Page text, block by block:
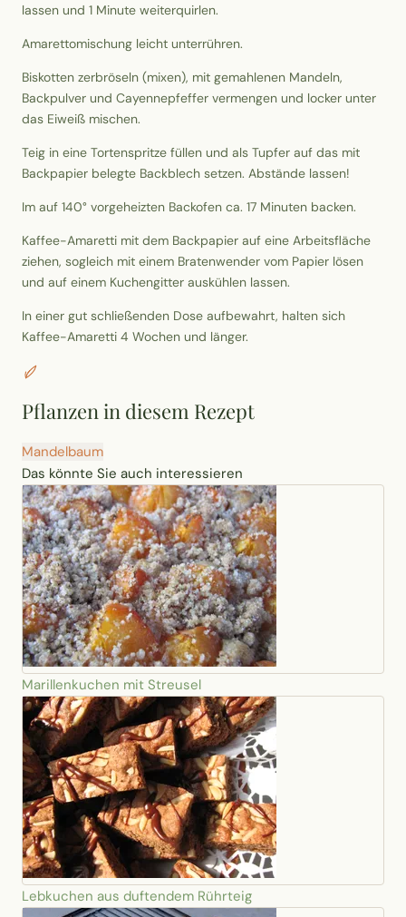
lassen und 1 Minute weiterquirlen.
Amarettomischung leicht unterrühren.
Biskotten zerbröseln (mixen), mit gemahlenen Mandeln,
Backpulver und Cayennepfeffer vermengen und locker unter
das Eiweiß mischen.
Teig in eine Tortenspritze füllen und als Tupfer auf das mit
Backpapier belegte Backblech setzen. Abstände lassen!
Im auf 140° vorgeheizten Backofen ca. 17 Minuten backen.
Kaffee-Amaretti mit dem Backpapier auf eine Arbeitsfläche
ziehen, sogleich mit einem Bratenwender vom Papier lösen
und auf einem Kuchengitter auskühlen lassen.
In einer gut schließenden Dose aufbewahrt, halten sich
Kaffee-Amaretti 4 Wochen und länger.
Pflanzen in diesem Rezept
Mandelbaum
Das könnte Sie auch interessieren
Marillenkuchen mit Streusel
Lebkuchen aus duftendem Rührteig